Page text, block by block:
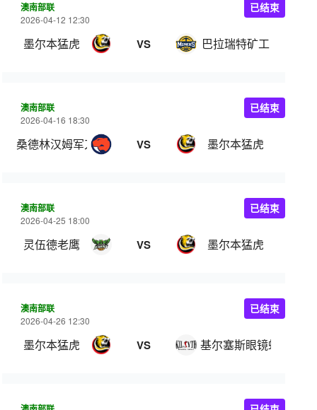
澳南部联
2026-04-12 12:30
墨尔本猛虎 VS 巴拉瑞特矿工
已结束
澳南部联
2026-04-16 18:30
桑德林汉姆军刀 VS 墨尔本猛虎
已结束
澳南部联
2026-04-25 18:00
灵伍德老鹰 VS 墨尔本猛虎
已结束
澳南部联
2026-04-26 12:30
墨尔本猛虎 VS 基尔塞斯眼镜蛇
已结束